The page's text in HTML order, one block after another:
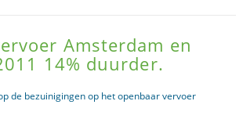
Amsterdam en
14% duurder.
de bezuinigingen op het openbaar vervoer